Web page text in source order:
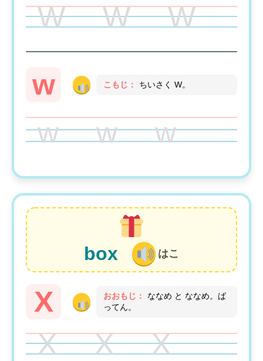
W W W
w こもじ： ちいさく W。
w w w
box はこ
X おおもじ：
ななめ と ななめ。ば
ってん。
X X X